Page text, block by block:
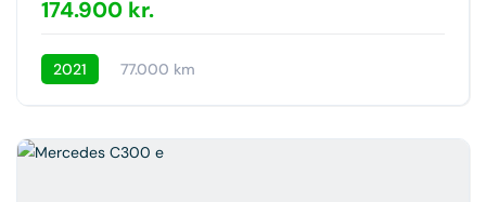
174.900 kr.
2021 77.000 km